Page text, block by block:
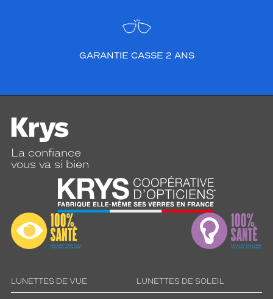
GARANTIE CASSE 2 ANS
La confiance
vous va si bien
LUNETTES DE VUE LUNETTES DE SOLEIL